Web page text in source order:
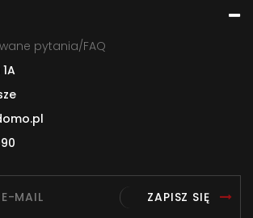
pytania/FAQ
ZAPISZ SIĘ